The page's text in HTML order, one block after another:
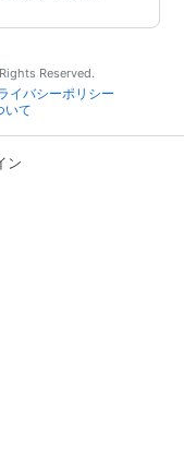
Reserved.
イバシーポリシー
いて
ン